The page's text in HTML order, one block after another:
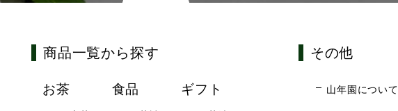
商品一覧から探す
お茶 食品 ギフト
その他
山年園について